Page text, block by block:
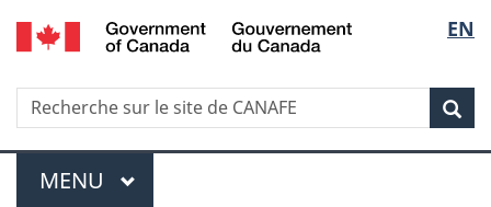
Passer
au
principal
Passer
à
sujet
du
gouvernement
Passer
à
version
HTML
simplifiée
de
la
EN
Recherche
Recherche
sur
le
site
Menu
MENU PRINCIPAL